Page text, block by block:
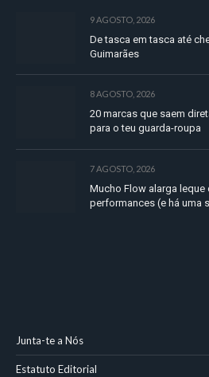
9 AGOSTO, 2026
De tasca em tasca até
Guimarães
8 AGOSTO, 2026
20 marcas que saem
para o teu guarda-roupa
7 AGOSTO, 2026
Mucho Flow alarga
performances (e há uma
Junta-te a Nós
Estatuto Editorial